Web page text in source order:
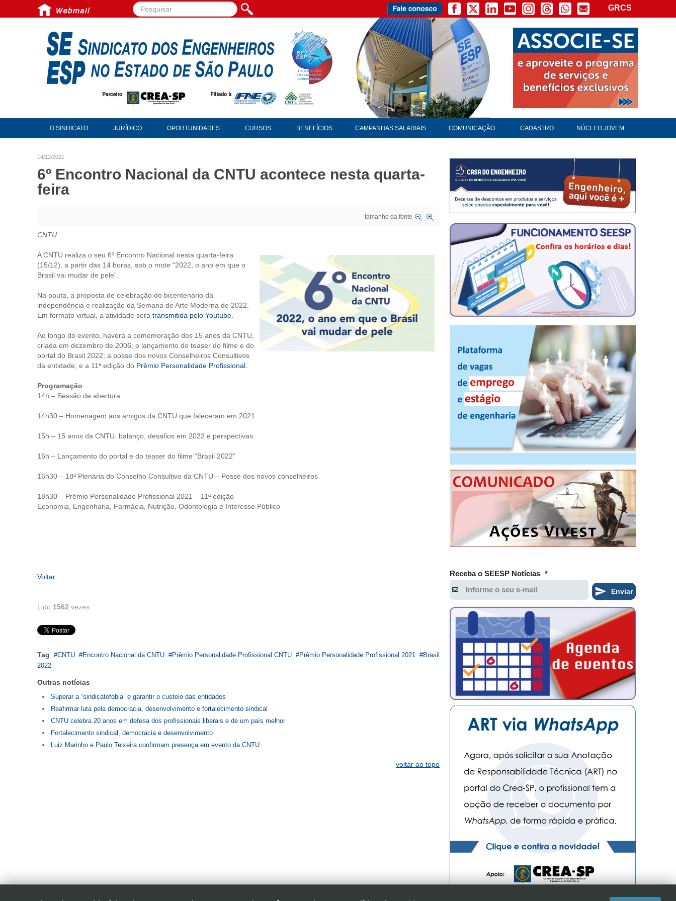
Pesquisar... GRCS
O SINDICATO JURÍDICO OPORTUNIDADES CURSOS BENEFÍCIOS CAMPANHAS SALARIAIS COMUNICAÇÃO CADASTRO NÚCLEO JOVEM
14/12/2021
6º Encontro Nacional da CNTU acontece nesta quarta-
feira
tamanho da fonte
CNTU
A CNTU realiza o seu 6º Encontro Nacional nesta quarta-feira
(15/12), a partir das 14 horas, sob o mote “2022, o ano em que o
Brasil vai mudar de pele”.
Na pauta, a proposta de celebração do bicentenário da
independência e realização da Semana de Arte Moderna de 2022.
Em formato virtual, a atividade será transmitida pelo Youtube
Ao longo do evento, haverá a comemoração dos 15 anos da CNTU,
criada em dezembro de 2006; o lançamento do teaser do filme e do
portal do Brasil 2022; a posse dos novos Conselheiros Consultivos
da entidade; e a 11ª edição do Prêmio Personalidade Profissional
Programação
14h – Sessão de abertura
14h30 – Homenagem aos amigos da CNTU que faleceram em 2021
15h – 15 anos da CNTU: balanço, desafios em 2022 e perspectivas
16h – Lançamento do portal e do teaser do filme “Brasil 2022”
16h30 – 18ª Plenária do Conselho Consultivo da CNTU – Posse dos novos conselheiros
18h30 – Prêmio Personalidade Profissional 2021 – 11ª edição
Economia, Engenharia, Farmácia, Nutrição, Odontologia e Interesse Público
Voltar
Lido 1562 vezes
Tag CNTU Encontro Nacional da CNTU Prêmio Personalidade Profissional CNTU Prêmio Personalidade Profissional 2021
Brasil
2022
Outras notícias
Superar a “sindicatofobia” e garantir o custeio das entidades
Reafirmar luta pela democracia, desenvolvimento e fortalecimento sindical
CNTU celebra 20 anos em defesa dos profissionais liberais e de um país melhor
Fortalecimento sindical, democracia e desenvolvimento
Luiz Marinho e Paulo Teixeira confirmam presença em evento da CNTU
voltar ao topo
Receba o SEESP Notícias *
Enviar